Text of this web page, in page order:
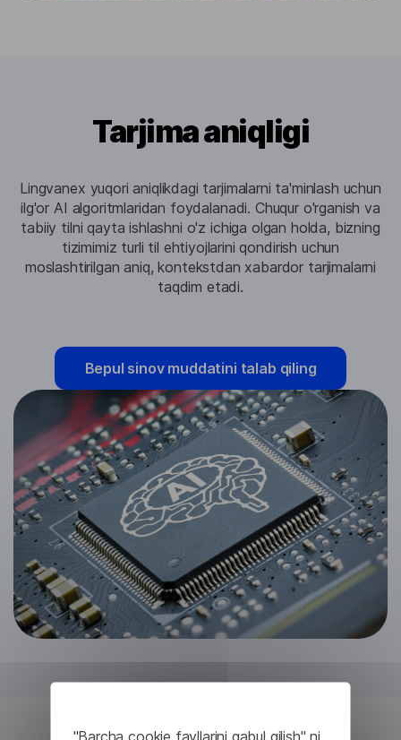
"Barcha cookie fayllarini qabul qilish" ni
Tarjima aniqligi
Lingvanex yuqori aniqlikdagi tarjimalarni ta'minlash uchun
ilg'or AI algoritmlaridan foydalanadi. Chuqur o'rganish va
tabiiy tilni qayta ishlashni o'z ichiga olgan holda, bizning
tizimimiz turli til ehtiyojlarini qondirish uchun
moslashtirilgan aniq, kontekstdan xabardor tarjimalarni
taqdim etadi.
Bepul sinov muddatini talab qiling